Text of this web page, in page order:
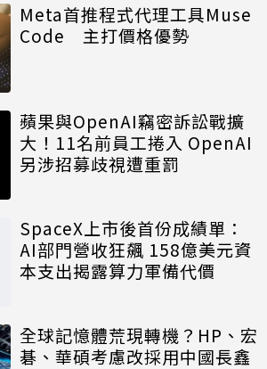
Meta首推程式代理工具Muse
Code 主打價格優勢
蘋果與OpenAI竊密訴訟戰擴
大！11名前員工捲入 OpenAI
另涉招募歧視遭重罰
SpaceX上市後首份成績單：
AI部門營收狂飆 158億美元資
本支出揭露算力軍備代價
全球記憶體荒現轉機？HP、宏
碁、華碩考慮改採用中國長鑫